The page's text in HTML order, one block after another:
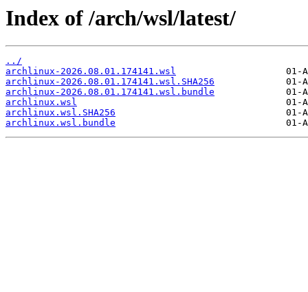
Index of /arch/wsl/latest/
../
archlinux-2026.08.01.174141.wsl
archlinux-2026.08.01.174141.wsl.SHA256
archlinux-2026.08.01.174141.wsl.bundle
archlinux.wsl
archlinux.wsl.SHA256
archlinux.wsl.bundle